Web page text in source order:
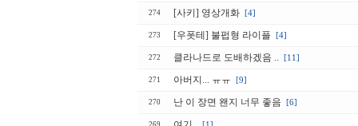
274 [사키] 영상개화 [4]
273 [우폿테] 불펍형 라이플 [4]
272 클라나드로 도배하겠음 .. [11]
271 아버지... ㅠㅠ [9]
270 난 이 장면 왠지 너무 좋음 [6]
269